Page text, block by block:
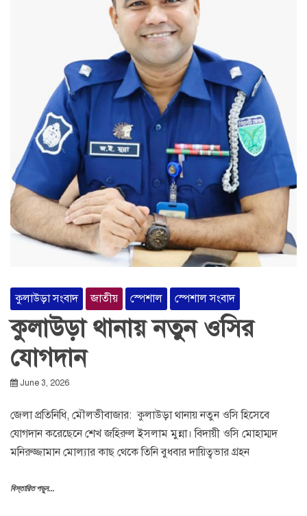
কুলাউড়া সংবাদ জাতীয় স্পেশাল স্পেশাল সংবাদ
কুলাউড়া থানায় নতুন ওসির
যোগদান
June 3, 2026
জেলা প্রতিনিধি, মৌলভীবাজার: কুলাউড়া থানায় নতুন ওসি হিসেবে
যোগদান করেছেনে শেখ জহিরুল ইসলাম মুন্না। বিদায়ী ওসি মোহাম্মদ
মনিরুজ্জামান মোল্যার কাছ থেকে তিনি বুধবার দায়িত্বভার গ্রহন
বিস্তারিত পড়ুন...